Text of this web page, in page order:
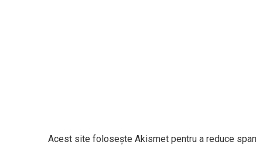
Acest site folosește Akismet pentru a reduce